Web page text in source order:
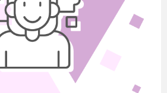
діаграми, додавати графіку
рисунок з файла, вставляти
навчитеся вставляти векторні
на слайд
. Інструменти для
в списку кнопки
вкладки